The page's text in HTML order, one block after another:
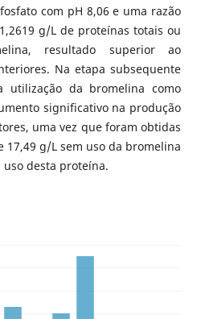
com pH 8,06 e uma razão
g/L de proteínas totais ou
resultado superior ao
Na etapa subsequente
utilização da bromelina como
significativo na produção
uma vez que foram obtidas
17,49 g/L sem uso da bromelina
uso desta proteína.